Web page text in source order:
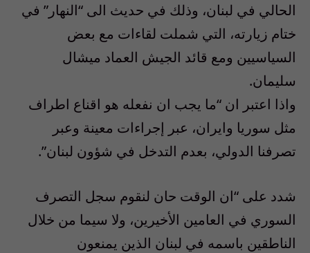
الحالي في لبنان، وذلك في حديث الى “النهار” في
ختام زيارته، التي شملت لقاءات مع بعض
السياسيين ومع قائد الجيش العماد ميشال
سليمان.
واذا اعتبر ان “ما يجب ان نفعله هو اقناع اطراف
مثل سوريا وايران، عبر إجراءات معينة وعبر
تصرفنا الدولي، بعدم التدخل في شؤون لبنان”.
شدد على “ان الوقت حان لنقوم سجل التصرف
السوري في العامين الأخيرين، ولا سيما من خلال
الناطقين باسمه في لبنان الذين يمنعون